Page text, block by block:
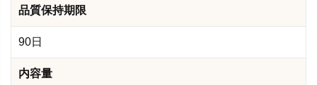
品質保持期限
90日
内容量